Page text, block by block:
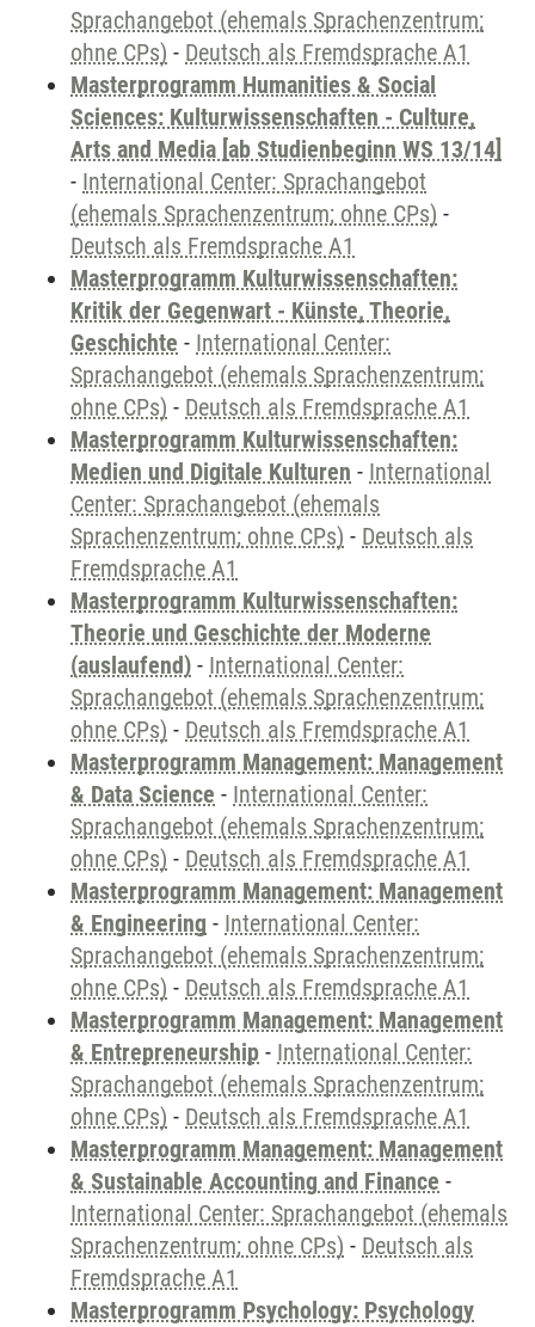
Sprachangebot (ehemals Sprachenzentrum;
ohne CPs) - Deutsch als Fremdsprache A1
Masterprogramm Humanities & Social
Sciences: Kulturwissenschaften - Culture,
Arts and Media [ab Studienbeginn WS 13/14]
- International Center: Sprachangebot
(ehemals Sprachenzentrum; ohne CPs) -
Deutsch als Fremdsprache A1
Masterprogramm Kulturwissenschaften:
Kritik der Gegenwart - Künste, Theorie,
Geschichte - International Center:
Sprachangebot (ehemals Sprachenzentrum;
ohne CPs) - Deutsch als Fremdsprache A1
Masterprogramm Kulturwissenschaften:
Medien und Digitale Kulturen - International
Center: Sprachangebot (ehemals
Sprachenzentrum; ohne CPs) - Deutsch als
Fremdsprache A1
Masterprogramm Kulturwissenschaften:
Theorie und Geschichte der Moderne
(auslaufend) - International Center:
Sprachangebot (ehemals Sprachenzentrum;
ohne CPs) - Deutsch als Fremdsprache A1
Masterprogramm Management: Management
& Data Science - International Center:
Sprachangebot (ehemals Sprachenzentrum;
ohne CPs) - Deutsch als Fremdsprache A1
Masterprogramm Management: Management
& Engineering - International Center:
Sprachangebot (ehemals Sprachenzentrum;
ohne CPs) - Deutsch als Fremdsprache A1
Masterprogramm Management: Management
& Entrepreneurship - International Center:
Sprachangebot (ehemals Sprachenzentrum;
ohne CPs) - Deutsch als Fremdsprache A1
Masterprogramm Management: Management
& Sustainable Accounting and Finance -
International Center: Sprachangebot (ehemals
Sprachenzentrum; ohne CPs) - Deutsch als
Fremdsprache A1
Masterprogramm Psychology: Psychology